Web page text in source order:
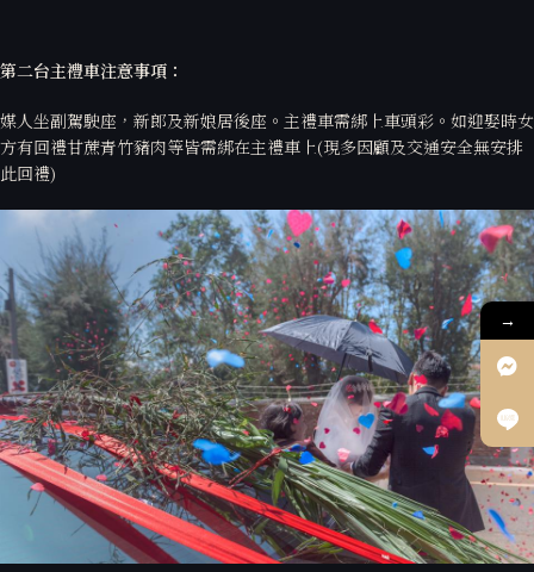
第二台主禮車注意事項：
媒人坐副駕駛座，新郎及新娘居後座。主禮車需綁上車頭彩。如迎娶時女
方有回禮甘蔗青竹豬肉等皆需綁在主禮車上(現多因顧及交通安全無安排
此回禮)
→